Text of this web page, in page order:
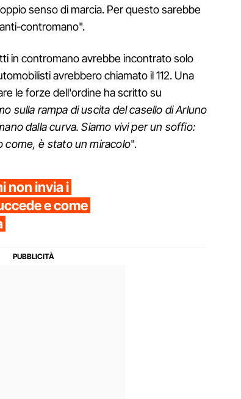
senso di marcia. Per questo sarebbe
contromano".
in contromano avrebbe incontrato solo
avrebbero chiamato il 112. Una
le forze dell'ordine ha scritto su
sulla rampa di uscita del casello di Arluno
dalla curva. Siamo vivi per un soffio:
come, è stato un miracolo".
non invia i
e come